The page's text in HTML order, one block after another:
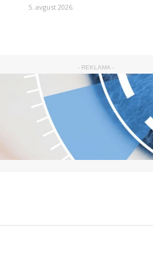
5. avgust 2026.
- REKLAMA -